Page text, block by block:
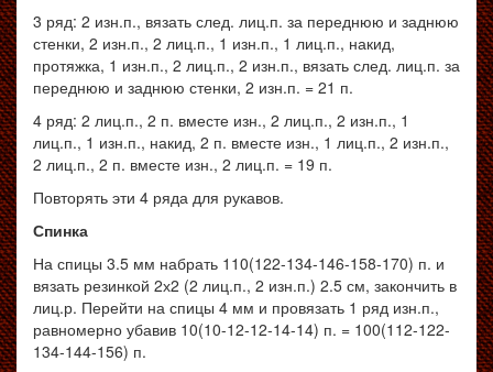
3 ряд: 2 изн.п., вязать след. лиц.п. за переднюю и заднюю
стенки, 2 изн.п., 2 лиц.п., 1 изн.п., 1 лиц.п., накид,
протяжка, 1 изн.п., 2 лиц.п., 2 изн.п., вязать след. лиц.п. за
переднюю и заднюю стенки, 2 изн.п. = 21 п.
4 ряд: 2 лиц.п., 2 п. вместе изн., 2 лиц.п., 2 изн.п., 1
лиц.п., 1 изн.п., накид, 2 п. вместе изн., 1 лиц.п., 2 изн.п.,
2 лиц.п., 2 п. вместе изн., 2 лиц.п. = 19 п.
Повторять эти 4 ряда для рукавов.
Спинка
На спицы 3.5 мм набрать 110(122-134-146-158-170) п. и
вязать резинкой 2х2 (2 лиц.п., 2 изн.п.) 2.5 см, закончить в
лиц.р. Перейти на спицы 4 мм и провязать 1 ряд изн.п.,
равномерно убавив 10(10-12-12-14-14) п. = 100(112-122-
134-144-156) п.